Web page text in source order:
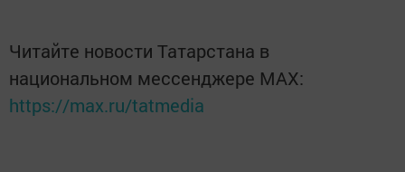
Читайте новости Татарстана в
национальном мессенджере MАХ:
https://max.ru/tatmedia